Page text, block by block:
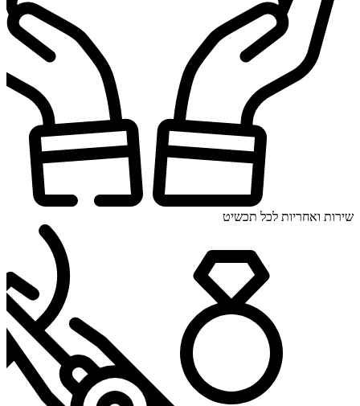
שירות ואחריות לכל תכשיט